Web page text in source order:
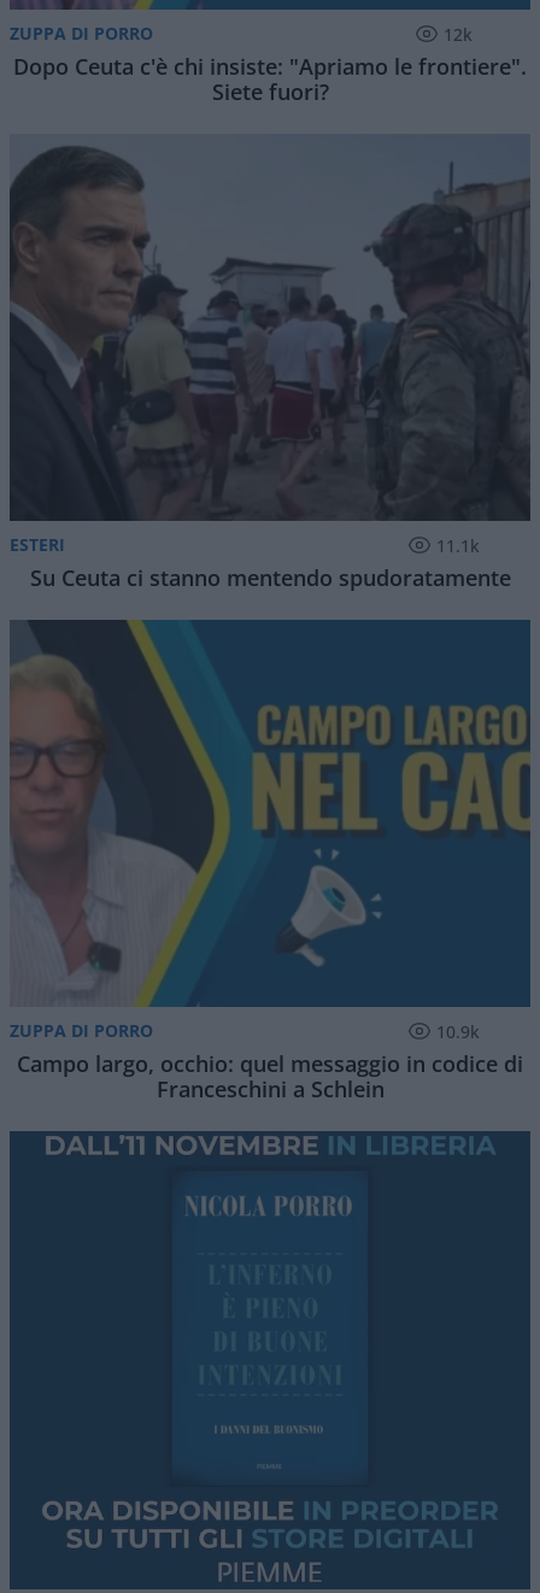
ZUPPA DI PORRO 12k
Dopo Ceuta c'è chi insiste: "Apriamo le frontiere".
Siete fuori?
ESTERI 11.1k
Su Ceuta ci stanno mentendo spudoratamente
ZUPPA DI PORRO 10.9k
Campo largo, occhio: quel messaggio in codice di
Franceschini a Schlein